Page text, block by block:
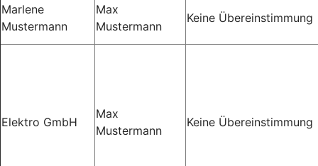
Marlene
Mustermann
Max
Mustermann
Keine Übereinstimmung
Elektro GmbH
Max
Mustermann
Keine Übereinstimmung